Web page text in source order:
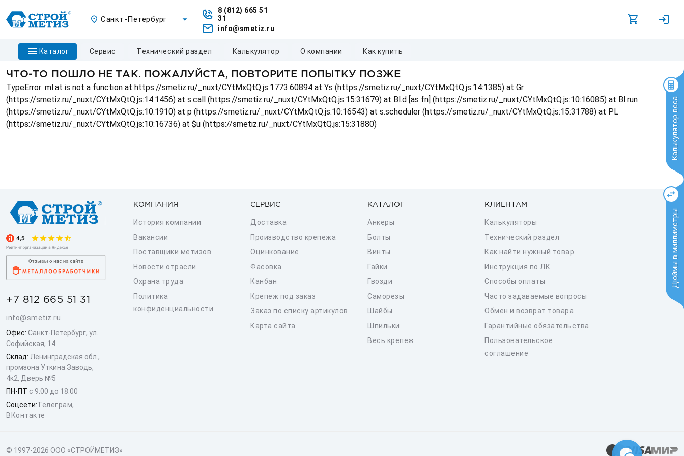
Калькулятор веса
Дюймы в миллиметры
Санкт-Петербург
8 (812) 665 51
31
info@smetiz.ru
каталог сервис технический раздел калькулятор о компании как купить
ЧТО-ТО ПОШЛО НЕ ТАК. ПОЖАЛУЙСТА, ПОВТОРИТЕ ПОПЫТКУ ПОЗЖЕ
TypeError: ml.at is not a function at https://smetiz.ru/_nuxt/CYtMxQtQ.js:1773:60894 at Ys (https://smetiz.ru/_nuxt/CYtMxQtQ.js:14:1385) at Gr
(https://smetiz.ru/_nuxt/CYtMxQtQ.js:14:1456) at s.call (https://smetiz.ru/_nuxt/CYtMxQtQ.js:15:31679) at Bl.d [as fn] (https://smetiz.ru/_nuxt/CYtMxQtQ.js:10:16085) at Bl.run
(https://smetiz.ru/_nuxt/CYtMxQtQ.js:10:1910) at p (https://smetiz.ru/_nuxt/CYtMxQtQ.js:10:16543) at s.scheduler (https://smetiz.ru/_nuxt/CYtMxQtQ.js:15:31788) at PL
(https://smetiz.ru/_nuxt/CYtMxQtQ.js:10:16736) at $u (https://smetiz.ru/_nuxt/CYtMxQtQ.js:15:31880)
+7 812 665 51 31
info@smetiz.ru
Офис: Санкт-Петербург, ул.
Софийская, 14
Склад: Ленинградская обл.,
промзона Уткина Заводь,
4к2, Дверь №5
ПН-ПТ с 9:00 до 18:00
Соцсети:Телеграм,
ВКонтакте
КОМПАНИЯ
История компании
Вакансии
Поставщики метизов
Новости отрасли
Охрана труда
Политика
конфиденциальности
СЕРВИС
Доставка
Производство крепежа
Оцинкование
Фасовка
Канбан
Крепеж под заказ
Заказ по списку артикулов
Карта сайта
КАТАЛОГ
Анкеры
Болты
Винты
Гайки
Гвозди
Саморезы
Шайбы
Шпильки
Весь крепеж
КЛИЕНТАМ
Калькуляторы
Технический раздел
Как найти нужный товар
Инструкция по ЛК
Способы оплаты
Часто задаваемые вопросы
Обмен и возврат товара
Гарантийные обязательства
Пользовательское
соглашение
© 1997-2026 ООО «СТРОЙМЕТИЗ»